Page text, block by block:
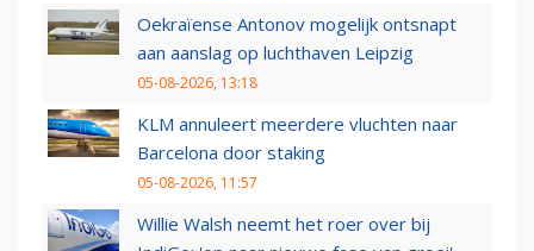
Oekraïense Antonov mogelijk ontsnapt
aan aanslag op luchthaven Leipzig
05-08-2026, 13:18
KLM annuleert meerdere vluchten naar
Barcelona door staking
05-08-2026, 11:57
Willie Walsh neemt het roer over bij